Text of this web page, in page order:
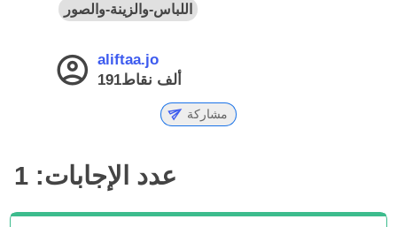
اللباس-والزينة-والصور
aliftaa.jo
191ألف نقاط
مشاركة
عدد الإجابات: 1